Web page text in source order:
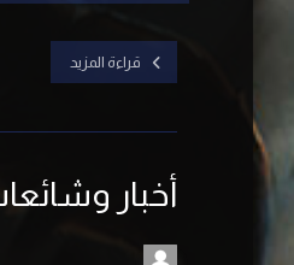
قراءة المزيد
أخبار